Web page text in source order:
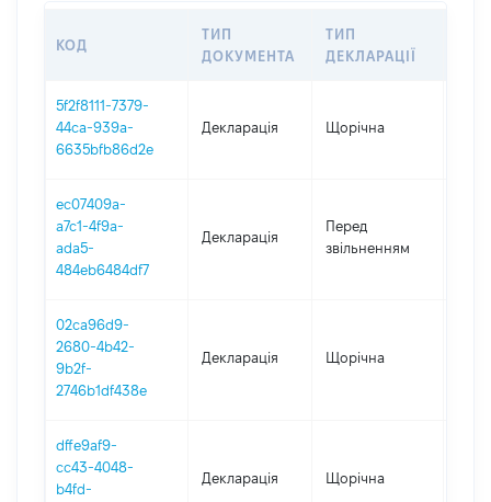
КОД
ТИП
ДОКУМЕНТА
ТИП
ДЕКЛАРАЦІЇ
5f2f8111-7379-
44ca-939a-
6635bfb86d2e
Декларація Щорічна
ec07409a-
a7c1-4f9a-
ada5-
484eb6484df7
Декларація
Перед
звільненням
02ca96d9-
2680-4b42-
9b2f-
2746b1df438e
Декларація Щорічна
dffe9af9-
cc43-4048-
b4fd-
Декларація Щорічна